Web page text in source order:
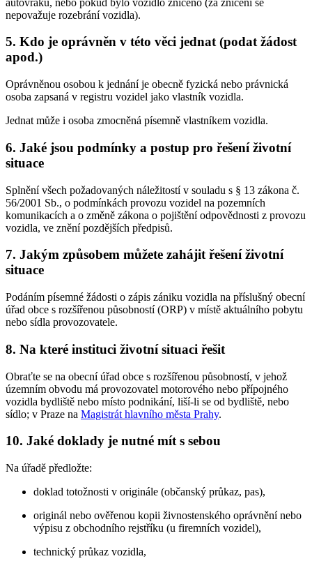
nepovažuje rozebrání vozidla).
5. Kdo je oprávněn v této věci jednat (podat žádost
apod.)
Oprávněnou osobou k jednání je obecně fyzická nebo právnická
osoba zapsaná v registru vozidel jako vlastník vozidla.
Jednat může i osoba zmocněná písemně vlastníkem vozidla.
6. Jaké jsou podmínky a postup pro řešení životní
situace
Splnění všech požadovaných náležitostí v souladu s § 13 zákona č.
56/2001 Sb., o podmínkách provozu vozidel na pozemních
komunikacích a o změně zákona o pojištění odpovědnosti z provozu
vozidla, ve znění pozdějších předpisů.
7. Jakým způsobem můžete zahájit řešení životní
situace
Podáním písemné žádosti o zápis zániku vozidla na příslušný obecní
úřad obce s rozšířenou působností (ORP) v místě aktuálního pobytu
nebo sídla provozovatele.
8. Na které instituci životní situaci řešit
Obraťte se na obecní úřad obce s rozšířenou působností, v jehož
územním obvodu má provozovatel motorového nebo přípojného
vozidla bydliště nebo místo podnikání, liší-li se od bydliště, nebo
sídlo; v Praze na Magistrát hlavního města Prahy.
10. Jaké doklady je nutné mít s sebou
Na úřadě předložte:
doklad totožnosti v originále (občanský průkaz, pas),
originál nebo ověřenou kopii živnostenského oprávnění nebo
výpisu z obchodního rejstříku (u firemních vozidel),
technický průkaz vozidla,